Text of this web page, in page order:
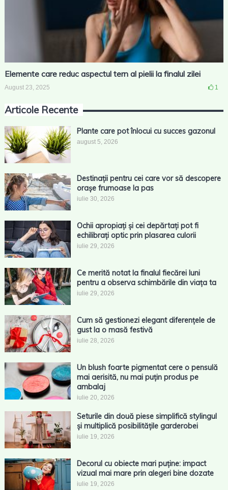
Elemente care reduc aspectul tern al pielii la finalul zilei
August 23, 2025 1
Articole Recente
Plante care pot înlocui cu succes gazonul
august 5, 2026
Destinații pentru cei care vor să descopere
orașe frumoase la pas
iulie 30, 2026
Ochii apropiați și cei depărtați pot fi
echilibrați optic prin plasarea culorii
iulie 29, 2026
Ce merită notat la finalul fiecărei luni
pentru a observa schimbările din viața ta
iulie 29, 2026
Cum să gestionezi elegant diferențele de
gust la o masă festivă
iulie 28, 2026
Un blush foarte pigmentat cere o pensulă
mai aerisită, nu mai puțin produs pe
ambalaj
iulie 20, 2026
Seturile din două piese simplifică stylingul
și multiplică posibilitățile garderobei
iulie 19, 2026
Decorul cu obiecte mari puține: impact
vizual mai mare prin alegeri bine dozate
iulie 19, 2026